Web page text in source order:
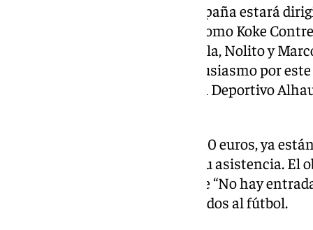
El equipo de las Leyendas de España estará
con exjugadores de renombre, como Koke
Marchena, Paco Jémez, Capdevila, Nolito y
parte, Villanova expresó su entusiasmo por
señalando que los veteranos del Deportivo
Las entradas, con un precio de 10 euros, ya
aficionados han asegurado ya su asistencia. El
Manantiales y colgar el cartel de “No hay
ser inolvidable para los aficionados al fútbol.